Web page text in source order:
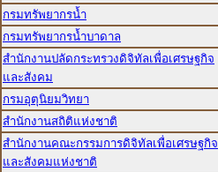
กรมทรัพยากรน้ำ
กรมทรัพยากรน้ำบาดาล
สำนักงานปลัดกระทรวงดิจิทัลเพื่อเศรษฐกิจ
และสังคม
กรมอุตุนิยมวิทยา
สำนักงานสถิติแห่งชาติ
สำนักงานคณะกรรมการดิจิทัลเพื่อเศรษฐกิจ
และสังคมแห่งชาติ